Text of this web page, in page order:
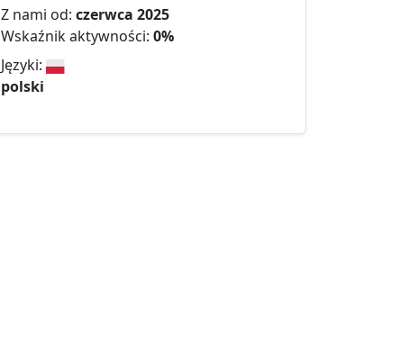
Z nami od: czerwca 2025
Wskaźnik aktywności: 0%
Języki:
polski